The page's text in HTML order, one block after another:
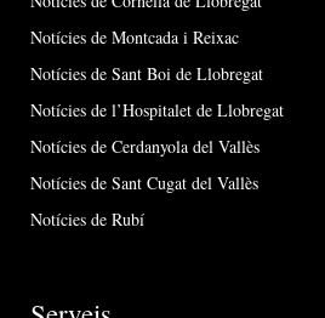
Notícies de Montcada i Reixac
Notícies de Sant Boi de Llobregat
Notícies de l’Hospitalet de Llobregat
Notícies de Cerdanyola del Vallès
Notícies de Sant Cugat del Vallès
Notícies de Rubí